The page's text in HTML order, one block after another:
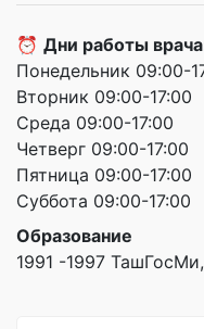
⏰ Дни работы
Понедельник 09:00-
Вторник 09:00-17:00
Среда 09:00-17:00
Четверг 09:00-17:00
Пятница 09:00-17:00
Суббота 09:00-17:00
Образование
1991 -1997